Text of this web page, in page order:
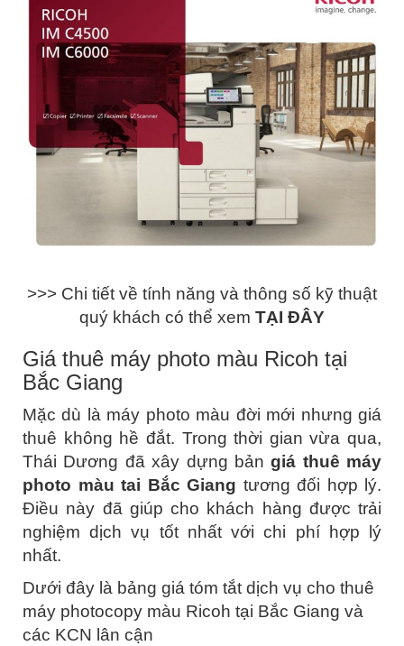
>>> Chi tiết về tính năng và thông số kỹ thuật
quý khách có thể xem TẠI ĐÂY
Giá thuê máy photo màu Ricoh tại
Bắc Giang
Mặc dù là máy photo màu đời mới nhưng giá
thuê không hề đắt. Trong thời gian vừa qua,
Thái Dương đã xây dựng bảngiá thuê máy
photo màu tai Bắc Giang tương đối hợp lý.
Điều này đã giúp cho khách hàng được trải
nghiệm dịch vụ tốt nhất với chi phí hợp lý
nhất.
Dưới đây là bảng giá tóm tắt dịch vụ cho thuê
máy photocopy màu Ricoh tại Bắc Giang và
các KCN lân cận